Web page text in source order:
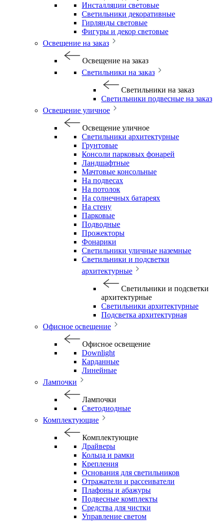
Инсталляции световые
Светильники декоративные
Гирлянды световые
Фигуры и декор световые
Освещение на заказ
Освещение на заказ
Светильники на заказ
Светильники на заказ
Светильники подвесные на заказ
Освещение уличное
Освещение уличное
Светильники архитектурные
Грунтовые
Консоли парковых фонарей
Ландшафтные
Мачтовые консольные
На подвесах
На потолок
На солнечных батареях
На стену
Парковые
Подводные
Прожекторы
Фонарики
Светильники уличные наземные
Светильники и подсветки
архитектурные
Светильники и подсветки
архитектурные
Светильники архитектурные
Подсветка архитектурная
Офисное освещение
Офисное освещение
Downlight
Карданные
Линейные
Лампочки
Лампочки
Светодиодные
Комплектующие
Комплектующие
Драйверы
Кольца и рамки
Крепления
Основания для светильников
Отражатели и рассеиватели
Плафоны и абажуры
Подвесные комплекты
Средства для чистки
Управление светом